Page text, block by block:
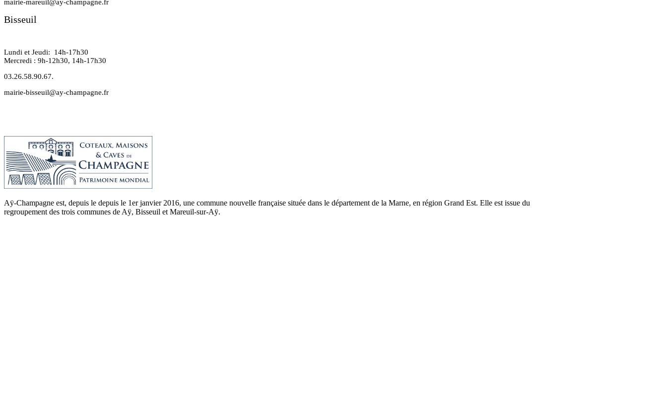
mairie-mareuil@ay-champagne.fr
Bisseuil
Lundi et Jeudi: 14h-17h30
Mercredi : 9h-12h30, 14h-17h30
03.26.58.90.67.
mairie-bisseuil@ay-champagne.fr
Aÿ-Champagne est, depuis le depuis le 1er janvier 2016, une commune nouvelle française située dans le département de la Marne, en région Grand Est. Elle est issue du
regroupement des trois communes de Aÿ, Bisseuil et Mareuil-sur-Aÿ.